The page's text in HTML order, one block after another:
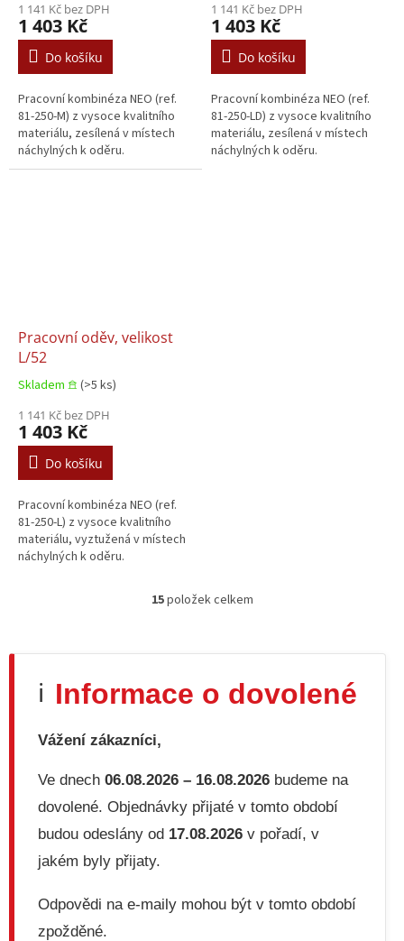
1 141 Kč bez DPH
1 403 Kč
Do košíku
Pracovní kombinéza NEO (ref.
81-250-M) z vysoce kvalitního
materiálu, zesílená v místech
náchylných k oděru.
1 141 Kč bez DPH
1 403 Kč
Do košíku
Pracovní kombinéza NEO (ref.
81-250-LD) z vysoce kvalitního
materiálu, zesílená v místech
náchylných k oděru.
Pracovní oděv, velikost
L/52
Skladem 𖠿 (>5 ks)
1 141 Kč bez DPH
1 403 Kč
Do košíku
Pracovní kombinéza NEO (ref.
81-250-L) z vysoce kvalitního
materiálu, vyztužená v místech
náchylných k oděru.
O
á
a
c
v
k
y
v
s
u
15položek celkem
ℹ️ Informace o dovolené
Vážení zákazníci,
Ve dnech 06.08.2026 – 16.08.2026 budeme na
dovolené. Objednávky přijaté v tomto období
budou odeslány od 17.08.2026 v pořadí, v
jakém byly přijaty.
Odpovědi na e-maily mohou být v tomto období
zpožděné.